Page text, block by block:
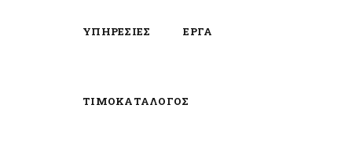
ΥΠΗΡΕΣΙΕΣ ΕΡΓΑ
ΤΙΜΟΚΑΤΑΛΟΓΟΣ